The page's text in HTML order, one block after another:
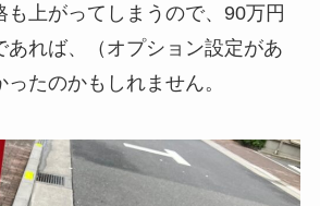
も上がってしまうので、90万円
あれば、（オプション設定があ
たのかもしれません。